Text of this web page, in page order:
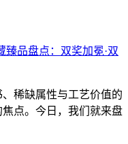
品盘点：双奖加冕·双
稀缺属性与工艺价值的
点。今日，我们就来盘